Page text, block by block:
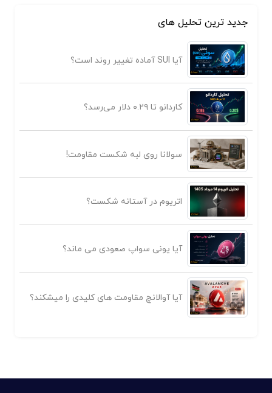
جدید ترین تحلیل های
آیا SUI آماده تغییر روند است؟
کاردانو تا ۰.۲۹ دلار می‌رسد؟
سولانا روی لبه شکست مقاومت!
اتریوم در آستانه شکست؟
آیا یونی سواپ صعودی می ماند؟
آیا آوالانچ مقاومت های کلیدی را میشکند؟